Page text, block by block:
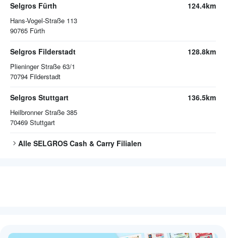
Selgros Fürth
Hans-Vogel-Straße 113
90765 Fürth
124.4km
Selgros Filderstadt
Plieninger Straße 63/1
70794 Filderstadt
128.8km
Selgros Stuttgart
Heilbronner Straße 385
70469 Stuttgart
136.5km
Alle SELGROS Cash & Carry Filialen